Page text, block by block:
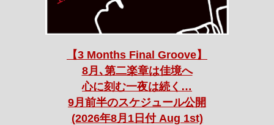
【3 Months Final Groove】
8月､第二楽章は佳境へ
心に刻む一夜は続く…
9月前半のスケジュール公開
(2026年8月1日付 Aug 1st)